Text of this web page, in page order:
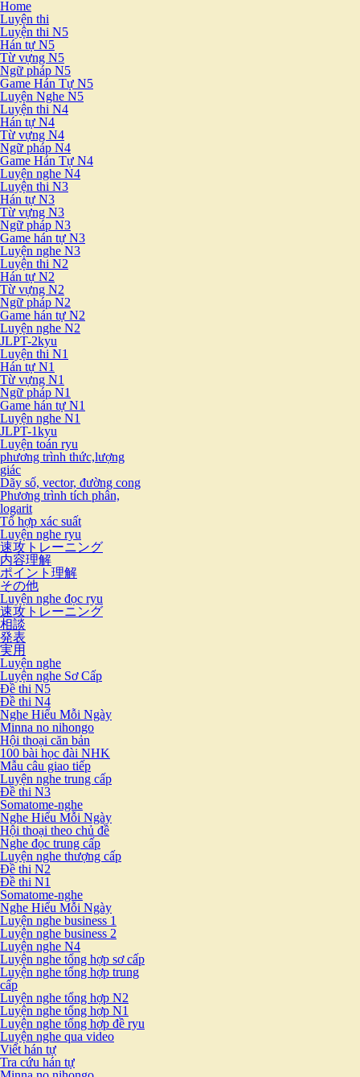
Home
Luyện thi
Luyện thi N5
Hán tự N5
Từ vựng N5
Ngữ pháp N5
Game Hán Tự N5
Luyện Nghe N5
Luyện thi N4
Hán tự N4
Từ vựng N4
Ngữ pháp N4
Game Hán Tự N4
Luyện nghe N4
Luyện thi N3
Hán tự N3
Từ vựng N3
Ngữ pháp N3
Game hán tự N3
Luyện nghe N3
Luyện thi N2
Hán tự N2
Từ vựng N2
Ngữ pháp N2
Game hán tự N2
Luyện nghe N2
JLPT-2kyu
Luyện thi N1
Hán tự N1
Từ vựng N1
Ngữ pháp N1
Game hán tự N1
Luyện nghe N1
JLPT-1kyu
Luyện toán ryu
phương trình thức,lượng
giác
Dãy số, vector, đường cong
Phương trình tích phân,
logarit
Tổ hợp xác suất
Luyện nghe ryu
速攻トレーニング
内容理解
ポイント理解
その他
Luyện nghe đọc ryu
速攻トレーニング
相談
発表
実用
Luyện nghe
Luyện nghe Sơ Cấp
Đề thi N5
Đề thi N4
Nghe Hiểu Mỗi Ngày
Minna no nihongo
Hội thoại căn bản
100 bài học đài NHK
Mẫu câu giao tiếp
Luyện nghe trung cấp
Đề thi N3
Somatome-nghe
Nghe Hiểu Mỗi Ngày
Hội thoại theo chủ đề
Nghe đọc trung cấp
Luyện nghe thượng cấp
Đề thi N2
Đề thi N1
Somatome-nghe
Nghe Hiểu Mỗi Ngày
Luyện nghe business 1
Luyện nghe business 2
Luyện nghe N4
Luyện nghe tổng hợp sơ cấp
Luyện nghe tổng hợp trung
cấp
Luyện nghe tổng hợp N2
Luyện nghe tổng hợp N1
Luyện nghe tổng hợp đề ryu
Luyện nghe qua video
Viết hán tự
Tra cứu hán tự